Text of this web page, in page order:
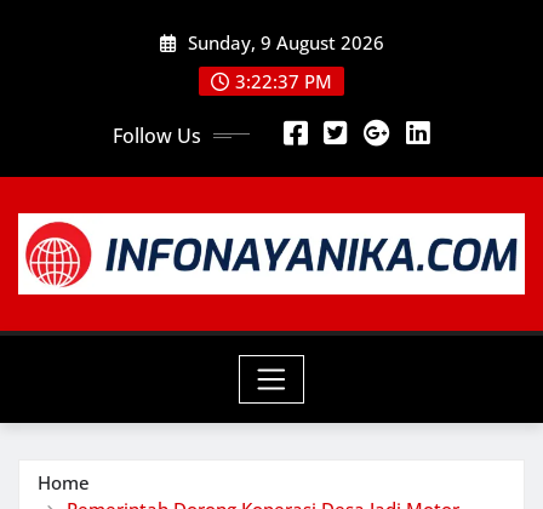
Sunday, 9 August 2026
3:22:39 PM
Follow Us
Home